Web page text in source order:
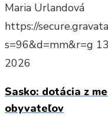
Maria Urlandová
https://
s=96&d=mm&r=g
2026
Sasko: dotácia z
obyvateľov